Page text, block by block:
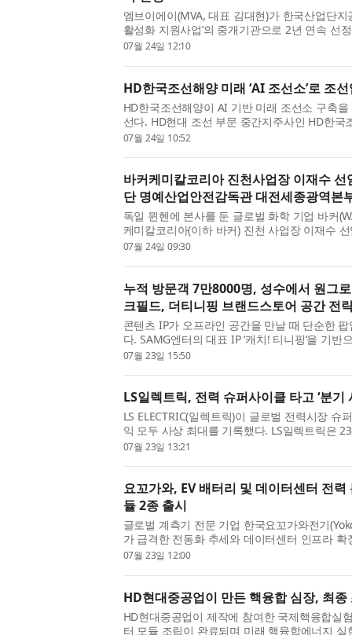
엠브이에이(MVA, 대표 김대현)가 한국산업단지
활성화 지원사업’의 중개기관으로 2년 연속 선
성화 지원사업’은 산업단지 입주기업의 생산성
07월 24일 12:10
HD한국조선해양 미래 ‘AI 조선소’로 조
HD한국조선해양이 AI 기반 미래 조선소 구축
선다. HD현대 조선 부문 중간지주사인 HD한국
로벌 엔지니어링 기업 ‘지멘스 디지털 인더스
07월 24일 10:52
바커케미칼코리아 진천사업장 이재수
단 명예산업안전감독관 대전세종광역본
독일 뮌헨에 본사를 둔 글로벌 화학 기업 바커
케미칼코리아(이하 바커) 진천 사업장 이재수
한국산업안전보건공단에서 주관한 지역보건대
07월 24일 09:30
누적 방문객 7만8000명, 성수에서 원그
크필드, 더티니핑 브랜드스토어 공간 전
콘텐츠 IP가 오프라인 공간을 만날 때 단순한
다. SAMG엔터의 대표 IP ‘캐치! 티니핑’을 기반
TEENIEPING)’은 성수 플래그십 스토어 오픈
07월 23일 15:50
LS일렉트릭, 전력 슈퍼사이클 타고 ‘분기
LS ELECTRIC(일렉트릭)이 글로벌 전력시장 슈
익 모두 사상 최대를 기록했다. LS일렉트릭은
1조5770억원, 영업이익 1785억원을 기록했다
07월 23일 13:21
요꼬가와, EV 배터리 및 데이터센터 전
듈 2종 출시
글로벌 계측기 전문 기업 한국요꼬가와전기
가 급격한 전동화 추세와 데이터센터 인프라
션의 DC오프셋 처리와 파형 정확도를 획기적
07월 23일 12:00
HD현대중공업이 만든 핵융합 심장, 최종
HD현대중공업이 제작에 참여한 국제핵융합실
터 모듈 조립이 완료되며 미래 핵융합에너지